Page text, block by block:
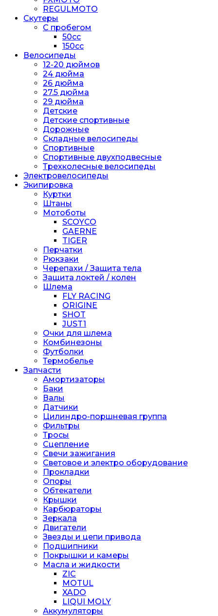
REGULMOTO
Скутеры
С пробегом
50cc
150cc
Велосипеды
12-20 дюймов
24 дюйма
26 дюйма
27.5 дюйма
29 дюйма
Детские
Детские спортивные
Дорожные
Складные велосипеды
Спортивные
Спортивные двухподвесные
Трехколесные велосипеды
Электровелосипеды
Экипировка
Куртки
Штаны
Мотоботы
SCOYCO
GAERNE
TIGER
Перчатки
Рюкзаки
Черепахи / Защита тела
Защита локтей / колен
Шлема
FLY RACING
ORIGINE
SHOT
JUST1
Очки для шлема
Комбинезоны
Футболки
Термобелье
Запчасти
Амортизаторы
Баки
Валы
Датчики
Цилиндро-поршневая группа
Фильтры
Тросы
Сцепление
Свечи зажигания
Световое и электро оборудование
Прокладки
Опоры
Обтекатели
Крышки
Карбюраторы
Зеркала
Двигатели
Звезды и цепи привода
Подшипники
Покрышки и камеры
Масла и жидкости
ZIC
MOTUL
XADO
LIQUI MOLY
Аккумуляторы